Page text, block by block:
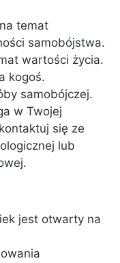
temat
samobójstwa.
wartości życia.
kogoś.
samobójczej.
w Twojej
się ze
lub
jest otwarty na